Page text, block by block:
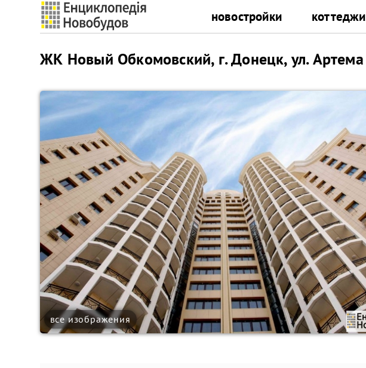
новостройки коттеджи
ЖК Новый Обкомовский, г. Донецк, ул. Артема
все изображения